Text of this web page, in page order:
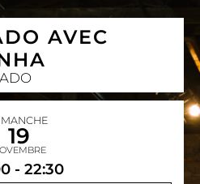
AVEC
19
- 22:30